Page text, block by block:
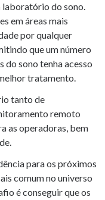
laboratório do sono.
em áreas mais
por qualquer
que um número
sono tenha acesso
tratamento.
tanto de
remoto
as operadoras, bem
para os próximos
comum no universo
é conseguir que os